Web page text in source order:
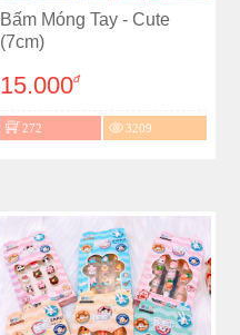
Bấm Móng Tay - Cute
(7cm)
15.000đ
272 3209